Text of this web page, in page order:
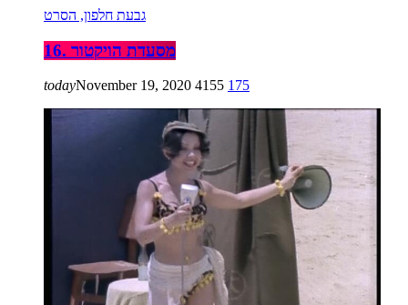
גבעת חלפון, הסרט
16. מסעדת הויקטור
todayNovember 19, 2020 4155 175